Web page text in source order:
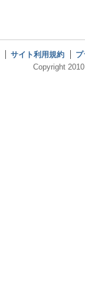
サイト利用規約
Copyright